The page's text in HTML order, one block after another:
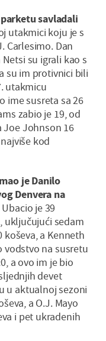
savladali
utakmici koju je s
Carlesimo. Dan
su igrali kao s
su im protivnici bili
utakmicu
ime susreta sa 26
zabio je 19, od
Joe Johnson 16
kod
je Danilo
Denvera na
Ubacio je 39
uključujući sedam
a Kenneth
vodstvo na susretu
a ovo im je bio
devet
u aktualnoj sezoni
a O.J. Mayo
i pet ukradenih